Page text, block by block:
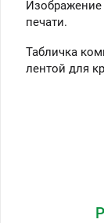
Изображение
печати.
Табличка
лентой для